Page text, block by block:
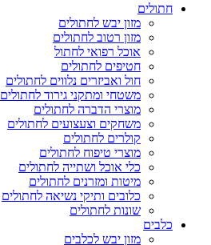
חתולים
מזון יבש לחתולים
מזון רטוב לחתולים
אוכל רפואי לחתול
חטיפים לחתולים
חול ואביזרים נלווים לחתולים
משטחי ומתקני גירוד לחתולים
מוצרי הדברה לחתולים
משחקים וצעצועים לחתולים
קולרים לחתולים
מוצרי טיפוח לחתולים
כלי אוכל ושתייה לחתולים
מיטות ומזרנים לחתולים
כלובים ותיקי נשיאה לחתולים
שונות לחתולים
כלבים
מזון יבש לכלבים